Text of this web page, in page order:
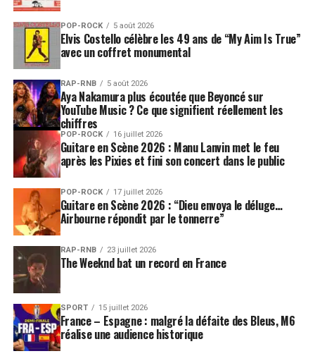
POP-ROCK 5 août 2026
Elvis Costello célèbre les 49 ans de “My Aim Is True”
avec un coffret monumental
RAP-RNB 5 août 2026
Aya Nakamura plus écoutée que Beyoncé sur
YouTube Music ? Ce que signifient réellement les
chiffres
POP-ROCK 16 juillet 2026
Guitare en Scène 2026 : Manu Lanvin met le feu
après les Pixies et fini son concert dans le public
POP-ROCK 17 juillet 2026
Guitare en Scène 2026 : “Dieu envoya le déluge…
Airbourne répondit par le tonnerre”
RAP-RNB 23 juillet 2026
The Weeknd bat un record en France
SPORT 15 juillet 2026
France – Espagne : malgré la défaite des Bleus, M6
réalise une audience historique